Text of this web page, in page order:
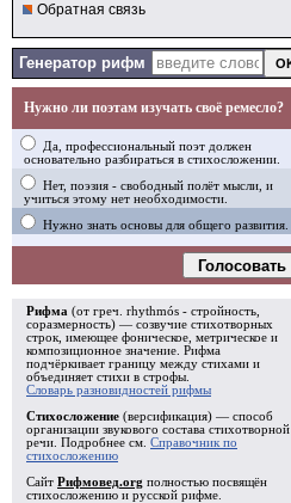
Обратная связь
Генератор рифм
Нужно ли поэтам изучать своё ремесло?
Да, профессиональный поэт должен
основательно разбираться в стихосложении.
Нет, поэзия - свободный полёт мысли, и
учиться этому нет необходимости.
Нужно знать основы для общего развития.
Голосовать
Рифма (от греч. rhythmós - стройность,
соразмерность) — созвучие стихотворных
строк, имеющее фоническое, метрическое и
композиционное значение. Рифма
подчёркивает границу между стихами и
объединяет стихи в строфы
Словарь разновидностей рифмы
Стихосложение (версификация) — способ
организации звукового состава стихотворной
речи. Подробнее см. Справочник по
стихосложению
Сайт Рифмовед.org полностью посвящён
стихосложению и русской рифме.